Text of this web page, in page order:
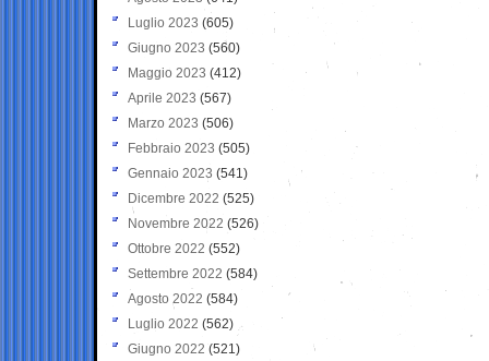
Luglio 2023 (605)
Giugno 2023 (560)
Maggio 2023 (412)
Aprile 2023 (567)
Marzo 2023 (506)
Febbraio 2023 (505)
Gennaio 2023 (541)
Dicembre 2022 (525)
Novembre 2022 (526)
Ottobre 2022 (552)
Settembre 2022 (584)
Agosto 2022 (584)
Luglio 2022 (562)
Giugno 2022 (521)